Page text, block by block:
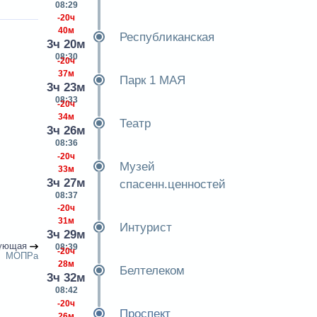
МОПРа
08:29
-20ч
40м
3ч 20м
08:30
Республиканская
-20ч
37м
3ч 23м
08:33
Парк 1 МАЯ
-20ч
34м
3ч 26м
08:36
Театр
-20ч
33м
3ч 27м
08:37
Музей
спасенн.ценностей
-20ч
31м
3ч 29м
08:39
Интурист
-20ч
28м
3ч 32м
08:42
Белтелеком
-20ч
Проспект